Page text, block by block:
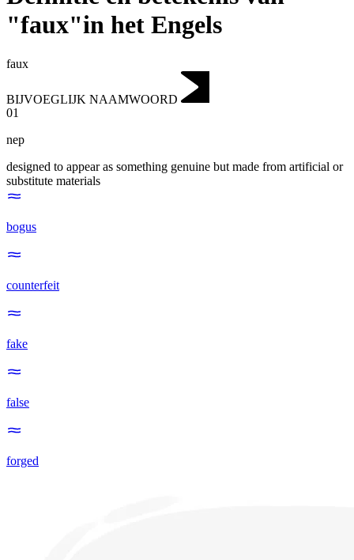
"faux"in het Engels
faux
BIJVOEGLIJK NAAMWOORD
01
nep
designed to appear as something genuine but made from artificial or
substitute materials
bogus
counterfeit
fake
false
forged